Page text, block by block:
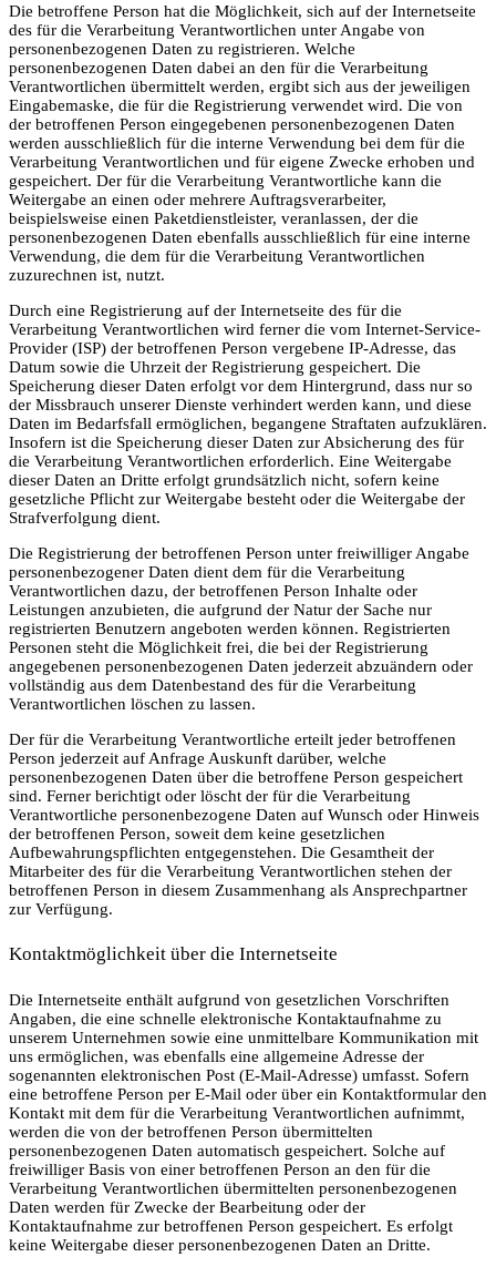
Die betroffene Person hat die Möglichkeit, sich auf der Internetseite
des für die Verarbeitung Verantwortlichen unter Angabe von
personenbezogenen Daten zu registrieren. Welche
personenbezogenen Daten dabei an den für die Verarbeitung
Verantwortlichen übermittelt werden, ergibt sich aus der jeweiligen
Eingabemaske, die für die Registrierung verwendet wird. Die von
der betroffenen Person eingegebenen personenbezogenen Daten
werden ausschließlich für die interne Verwendung bei dem für die
Verarbeitung Verantwortlichen und für eigene Zwecke erhoben und
gespeichert. Der für die Verarbeitung Verantwortliche kann die
Weitergabe an einen oder mehrere Auftragsverarbeiter,
beispielsweise einen Paketdienstleister, veranlassen, der die
personenbezogenen Daten ebenfalls ausschließlich für eine interne
Verwendung, die dem für die Verarbeitung Verantwortlichen
zuzurechnen ist, nutzt.
Durch eine Registrierung auf der Internetseite des für die
Verarbeitung Verantwortlichen wird ferner die vom Internet-Service-
Provider (ISP) der betroffenen Person vergebene IP-Adresse, das
Datum sowie die Uhrzeit der Registrierung gespeichert. Die
Speicherung dieser Daten erfolgt vor dem Hintergrund, dass nur so
der Missbrauch unserer Dienste verhindert werden kann, und diese
Daten im Bedarfsfall ermöglichen, begangene Straftaten aufzuklären.
Insofern ist die Speicherung dieser Daten zur Absicherung des für
die Verarbeitung Verantwortlichen erforderlich. Eine Weitergabe
dieser Daten an Dritte erfolgt grundsätzlich nicht, sofern keine
gesetzliche Pflicht zur Weitergabe besteht oder die Weitergabe der
Strafverfolgung dient.
Die Registrierung der betroffenen Person unter freiwilliger Angabe
personenbezogener Daten dient dem für die Verarbeitung
Verantwortlichen dazu, der betroffenen Person Inhalte oder
Leistungen anzubieten, die aufgrund der Natur der Sache nur
registrierten Benutzern angeboten werden können. Registrierten
Personen steht die Möglichkeit frei, die bei der Registrierung
angegebenen personenbezogenen Daten jederzeit abzuändern oder
vollständig aus dem Datenbestand des für die Verarbeitung
Verantwortlichen löschen zu lassen.
Der für die Verarbeitung Verantwortliche erteilt jeder betroffenen
Person jederzeit auf Anfrage Auskunft darüber, welche
personenbezogenen Daten über die betroffene Person gespeichert
sind. Ferner berichtigt oder löscht der für die Verarbeitung
Verantwortliche personenbezogene Daten auf Wunsch oder Hinweis
der betroffenen Person, soweit dem keine gesetzlichen
Aufbewahrungspflichten entgegenstehen. Die Gesamtheit der
Mitarbeiter des für die Verarbeitung Verantwortlichen stehen der
betroffenen Person in diesem Zusammenhang als Ansprechpartner
zur Verfügung.
Kontaktmöglichkeit über die Internetseite
Die Internetseite enthält aufgrund von gesetzlichen Vorschriften
Angaben, die eine schnelle elektronische Kontaktaufnahme zu
unserem Unternehmen sowie eine unmittelbare Kommunikation mit
uns ermöglichen, was ebenfalls eine allgemeine Adresse der
sogenannten elektronischen Post (E-Mail-Adresse) umfasst. Sofern
eine betroffene Person per E-Mail oder über ein Kontaktformular den
Kontakt mit dem für die Verarbeitung Verantwortlichen aufnimmt,
werden die von der betroffenen Person übermittelten
personenbezogenen Daten automatisch gespeichert. Solche auf
freiwilliger Basis von einer betroffenen Person an den für die
Verarbeitung Verantwortlichen übermittelten personenbezogenen
Daten werden für Zwecke der Bearbeitung oder der
Kontaktaufnahme zur betroffenen Person gespeichert. Es erfolgt
keine Weitergabe dieser personenbezogenen Daten an Dritte.